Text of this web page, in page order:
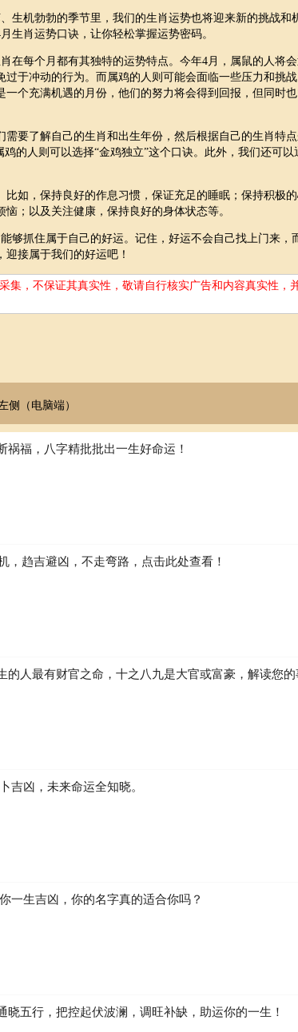
生机勃勃的季节里，我们的生肖运势也将迎来新的挑战和
生肖运势口诀，让你轻松掌握运势密码。
在每个月都有其独特的运势特点。今年4月，属鼠的人将
于冲动的行为。而属鸡的人则可能会面临一些压力和挑战
个充满机遇的月份，他们的努力将会得到回报，但同时
要了解自己的生肖和出生年份，然后根据自己的生肖特
的人则可以选择“金鸡独立”这个口诀。此外，我们还可以
如，保持良好的作息习惯，保证充足的睡眠；保持积极
；以及关注健康，保持良好的身体状态等。
够抓住属于自己的好运。记住，好运不会自己找上门来，
接属于我们的好运吧！
集，不保证其真实性，敬请自行核实广告和内容真实性，
侧（电脑端）
福，八字精批批出一生好命运！
，趋吉避凶，不走弯路，点击此处查看！
的人最有财官之命，十之八九是大官或富豪，解读您的
吉凶，未来命运全知晓。
一生吉凶，你的名字真的适合你吗？
晓五行，把控起伏波澜，调旺补缺，助运你的一生！